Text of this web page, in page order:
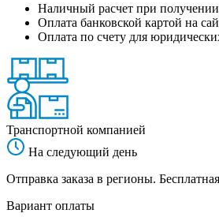
Наличный расчет при получении
Оплата банковской картой на
Оплата по счету для
Транспортной компанией
На следующий день
Отправка заказа в регионы.
Вариант оплаты